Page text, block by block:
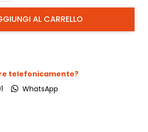
AL CARRELLO
telefonicamente?
WhatsApp